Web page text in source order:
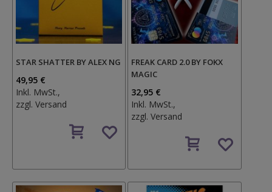
STAR SHATTER BY ALEX NG
49,95 €
Inkl. MwSt.,
zzgl. Versand
den
FREAK CARD 2.0 BY FOKX
MAGIC
32,95 €
Inkl. MwSt.,
zzgl.Versand
den